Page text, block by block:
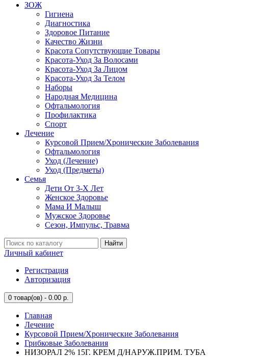
ЗОЖ
Гигиена
Диагностика
Здоровое Питание
Качество Жизни
Красота Сопутствующие Товары
Красота-Уход За Волосами
Красота-Уход За Лицом
Красота-Уход За Телом
Наборы
Народная Медицина
Офтальмология
Профилактика
Спорт
Лечение
Курсовой Прием/Хронические Заболевания
Офтальмология
Уход (Лечение)
Уход (Предметы)
Семья
Дети От 3-Х Лет
Женское Здоровье
Мама И Малыш
Мужское Здоровье
Сезон, Импульс, Травма
Найти
Личный кабинет
Регистрация
Авторизация
0 товар(ов) - 0.00 р.
Главная
Лечение
Курсовой Прием/Хронические Заболевания
Грибковые Заболевания
НИЗОРАЛ 2% 15Г. КРЕМ Д/НАРУЖ.ПРИМ. ТУБА